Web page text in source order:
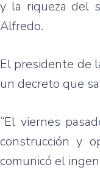
y la riqueza del
Alfredo.
El presidente de
un decreto que
“El viernes
construcción y
comunicó el